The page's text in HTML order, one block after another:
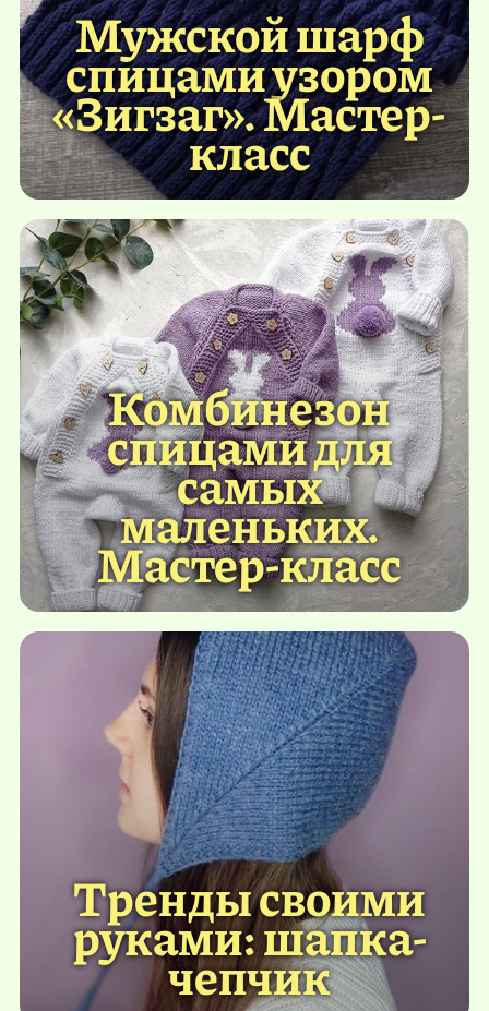
Мужской шарф
спицами узором
«Зигзаг». Мастер-
класс
Комбинезон
спицами для
самых
маленьких.
Мастер-класс
Тренды своими
руками: шапка-
чепчик